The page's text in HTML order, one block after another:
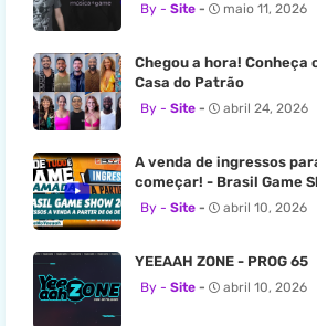
Site maio 11, 2026
Chegou a hora!
Casa do Patrão
Site abril 24, 2026
A venda de ingressos
começar! - Brasil Game
Site abril 10, 2026
YEEAAH ZONE - PROG 65
Site abril 10, 2026